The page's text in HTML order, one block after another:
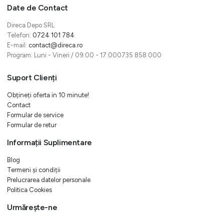
Date de Contact
Direca Depo SRL
Telefon: 0724 101 784
E-mail: contact@direca.ro
Program: Luni - Vineri / 09:00 - 17:000735 858 000
Suport Clienți
Obțineți oferta in 10 minute!
Contact
Formular de service
Formular de retur
Informații Suplimentare
Blog
Termeni și condiții
Prelucrarea datelor personale
Politica Cookies
Urmărește-ne